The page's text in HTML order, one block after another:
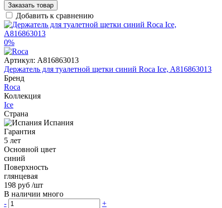
Заказать товар
Добавить к сравнению
0%
Артикул: A816863013
Держатель для туалетной щетки синий Roca Ice, A816863013
Бренд
Roca
Коллекция
Ice
Страна
Испания
Гарантия
5 лет
Основной цвет
синий
Поверхность
глянцевая
198 руб /шт
В наличии много
-
+